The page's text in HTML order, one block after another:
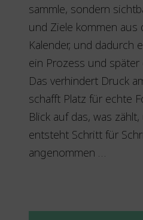
sammle, sondern
und Ziele kommen aus
Kalender, und dadurch
ein Prozess und
Das verhindert Druck
schafft Platz für echte
Blick auf das, was
entsteht Schritt für
angenommen …